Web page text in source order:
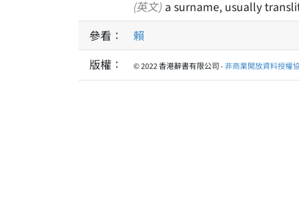
(英文) a surname, usually
參看：
賴
版權：
© 2022 香港辭書有限公司 -非商業開放資料授權